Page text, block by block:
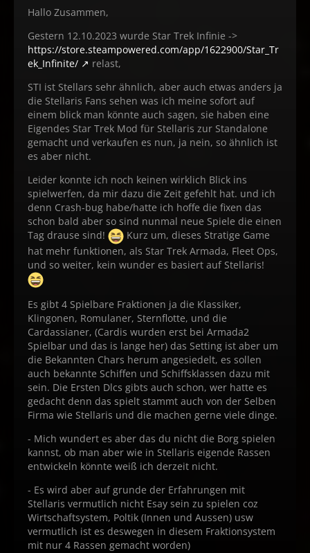
Hallo Zusammen,
Gestern 12.10.2023 wurde Star Trek Infinie ->
https://store.steampowered.com/app/1622900/Star_Tr
ek_Infinite/
relast,
STI ist Stellars sehr ähnlich, aber auch etwas anders ja
die Stellaris Fans sehen was ich meine sofort auf
einem blick man könnte auch sagen, sie haben eine
Eigendes Star Trek Mod für Stellaris zur Standalone
gemacht und verkaufen es nun, ja nein, so ähnlich ist
es aber nicht.
Leider konnte ich noch keinen wirklich Blick ins
spielwerfen, da mir dazu die Zeit gefehlt hat. und ich
denn Crash-bug habe/hatte ich hoffe die fixen das
schon bald aber so sind nunmal neue Spiele die einen
Tag drause sind!
Kurz um, dieses Stratige Game
hat mehr funktionen, als Star Trek Armada, Fleet Ops,
und so weiter, kein wunder es basiert auf Stellaris!
Es gibt 4 Spielbare Fraktionen ja die Klassiker,
Klingonen, Romulaner, Sternflotte, und die
Cardassianer, (Cardis wurden erst bei Armada2
Spielbar und das is lange her) das Setting ist aber um
die Bekannten Chars herum angesiedelt, es sollen
auch bekannte Schiffen und Schiffsklassen dazu mit
sein. Die Ersten Dlcs gibts auch schon, wer hatte es
gedacht denn das spielt stammt auch von der Selben
Firma wie Stellaris und die machen gerne viele dinge.
- Mich wundert es aber das du nicht die Borg spielen
kannst, ob man aber wie in Stellaris eigende Rassen
entwickeln könnte weiß ich derzeit nicht.
- Es wird aber auf grunde der Erfahrungen mit
Stellaris vermutlich nicht Esay sein zu spielen coz
Wirtschaftsystem, Poltik (Innen und Aussen) usw
vermutlich ist es deswegen in diesem Fraktionsystem
mit nur 4 Rassen gemacht worden)